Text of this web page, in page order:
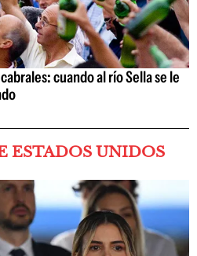
cuando al río Sella se le
ESTADOS UNIDOS